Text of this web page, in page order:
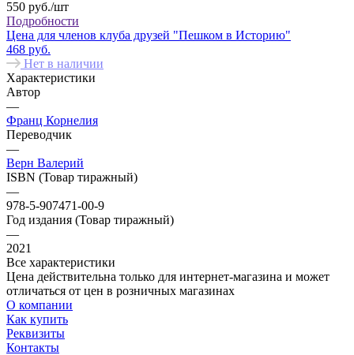
550 руб./шт
Подробности
Цена для членов клуба друзей "Пешком в Историю"
468 руб.
Нет в наличии
Характеристики
Автор
—
Франц Корнелия
Переводчик
—
Верн Валерий
ISBN (Товар тиражный)
—
978-5-907471-00-9
Год издания (Товар тиражный)
—
2021
Все характеристики
Цена действительна только для интернет-магазина и может
отличаться от цен в розничных магазинах
О компании
Как купить
Реквизиты
Контакты